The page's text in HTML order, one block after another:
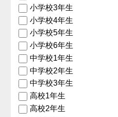
小学校3年生
小学校4年生
小学校5年生
小学校6年生
中学校1年生
中学校2年生
中学校3年生
高校1年生
高校2年生